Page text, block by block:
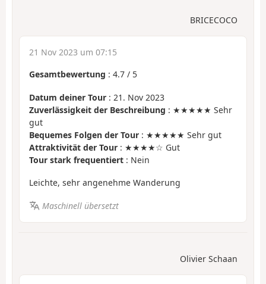
BRICECOCO
21 Nov 2023 um 07:15
Gesamtbewertung : 4.7 / 5
Datum deiner Tour : 21. Nov 2023
Zuverlässigkeit der Beschreibung : ★★★★★ Sehr
gut
Bequemes Folgen der Tour : ★★★★★ Sehr gut
Attraktivität der Tour : ★★★★☆ Gut
Tour stark frequentiert : Nein
Leichte, sehr angenehme Wanderung
Maschinell übersetzt
Olivier Schaan